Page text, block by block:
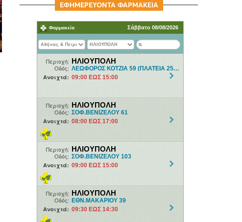
ΕΦΗΜΕΡΕΥΟΝΤΑ ΦΑΡΜΑΚΕΙΑ